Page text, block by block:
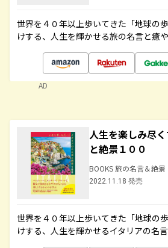
世界を４０年以上歩いてきた「地球の
けする、人生を輝かせる旅の名言と癒
AD
人生を楽しみ尽
と絶景１００
BOOKS 旅の名言＆絶景
2022.11.18 発売
世界を４０年以上歩いてきた「地球の
けする、人生を輝かせるイタリアの名